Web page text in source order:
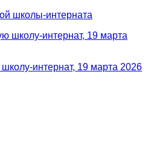
школы-интерната
интернат, 19 марта 2026